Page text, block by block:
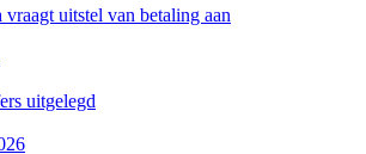
uitstel van betaling aan
uitgelegd